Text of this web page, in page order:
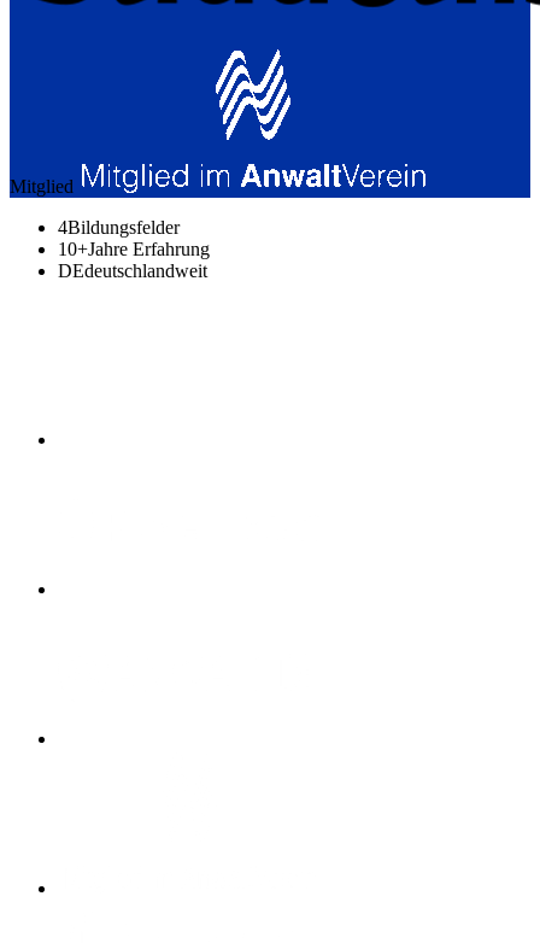
Mitglied
4Bildungsfelder
10+Jahre Erfahrung
DEdeutschlandweit